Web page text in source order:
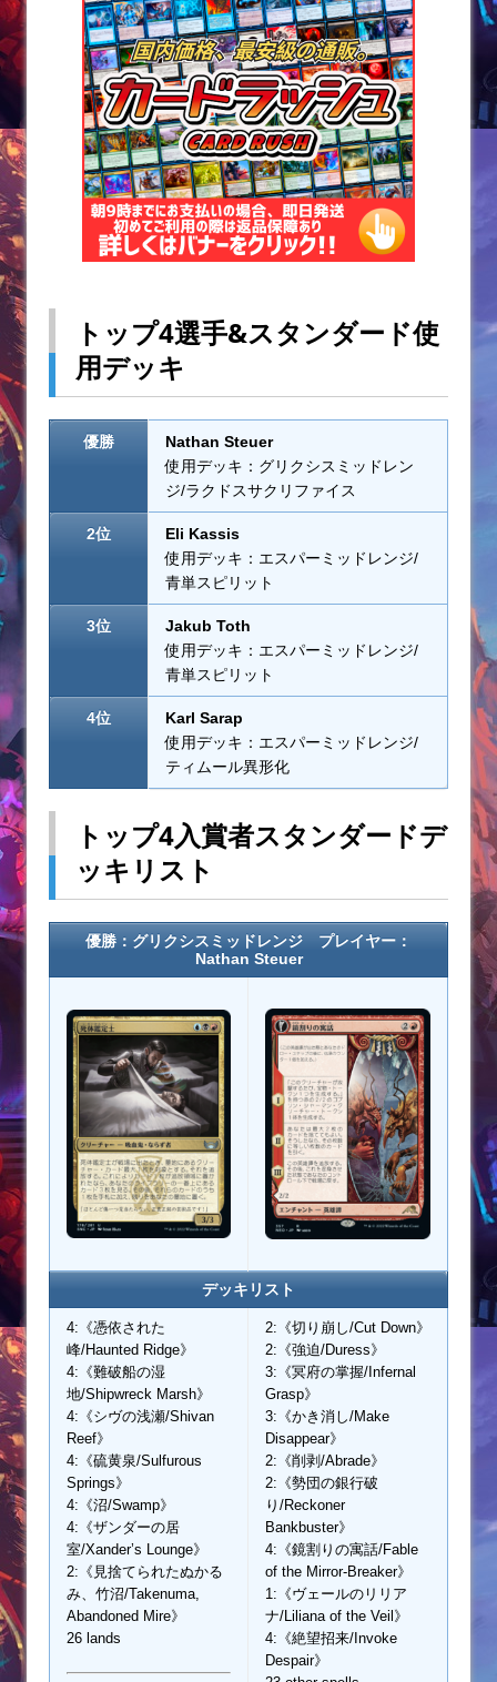
トップ4選手&スタンダード使
用デッキ
優勝
Nathan Steuer
使用デッキ：グリクシスミッドレン
ジ/ラクドスサクリファイス
2位
Eli Kassis
使用デッキ：エスパーミッドレンジ/
青単スピリット
3位
Jakub Toth
使用デッキ：エスパーミッドレンジ/
青単スピリット
4位
Karl Sarap
使用デッキ：エスパーミッドレンジ/
ティムール異形化
トップ4入賞者スタンダードデ
ッキリスト
優勝：グリクシスミッドレンジ プレイヤー：
Nathan Steuer
デッキリスト
4:《憑依された
峰/Haunted Ridge》
4:《難破船の湿
地/Shipwreck Marsh》
4:《シヴの浅瀬/Shivan
Reef》
4:《硫黄泉/Sulfurous
Springs》
4:《沼/Swamp》
4:《ザンダーの居
室/Xander’s Lounge》
2:《見捨てられたぬかる
み、竹沼/Takenuma,
Abandoned Mire》
26 lands
2:《切り崩し/Cut Down》
2:《強迫/Duress》
3:《冥府の掌握/Infernal
Grasp》
3:《かき消し/Make
Disappear》
2:《削剥/Abrade》
2:《勢団の銀行破
り/Reckoner
Bankbuster》
4:《鏡割りの寓話/Fable
of the Mirror-Breaker》
1:《ヴェールのリリア
ナ/Liliana of the Veil》
4:《絶望招来/Invoke
Despair》